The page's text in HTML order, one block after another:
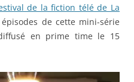
de la fiction télé de La
de cette mini-série
en prime time le 15